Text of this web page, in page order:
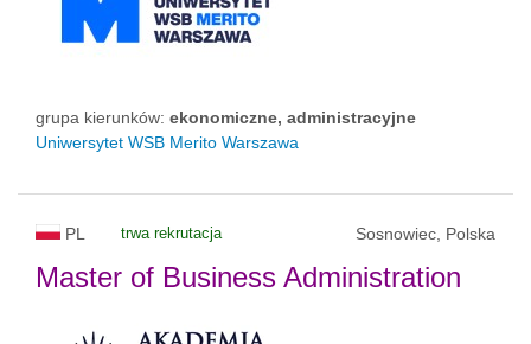
grupa kierunków: ekonomiczne, administracyjne
Uniwersytet WSB Merito Warszawa
PL trwa rekrutacja Sosnowiec, Polska
Master of Business Administration